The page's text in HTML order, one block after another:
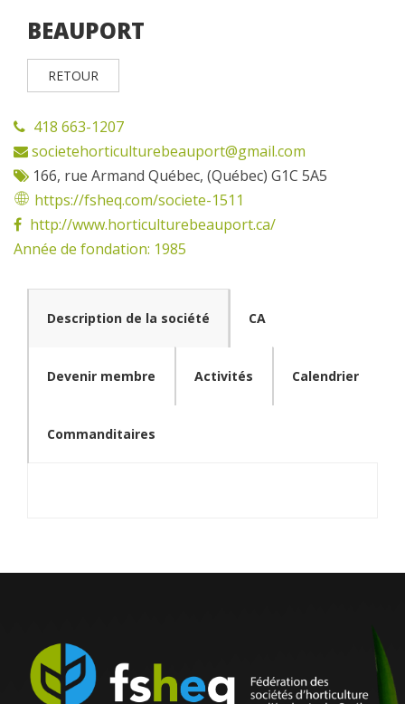
BEAUPORT
RETOUR
418 663-1207
societehorticulturebeauport@gmail.com
166, rue Armand Québec, (Québec) G1C 5A5
https://fsheq.com/societe-1511
http://www.horticulturebeauport.ca/
Année de fondation: 1985
Description de la société CA
Devenir membre Activités Calendrier
Commanditaires